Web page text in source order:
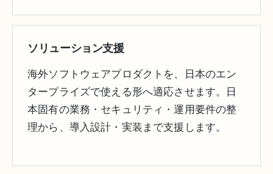
ソリューション支援
海外ソフトウェアプロダクトを、日本のエン
タープライズで使える形へ適応させます。日
本固有の業務・セキュリティ・運用要件の整
理から、導入設計・実装まで支援します。